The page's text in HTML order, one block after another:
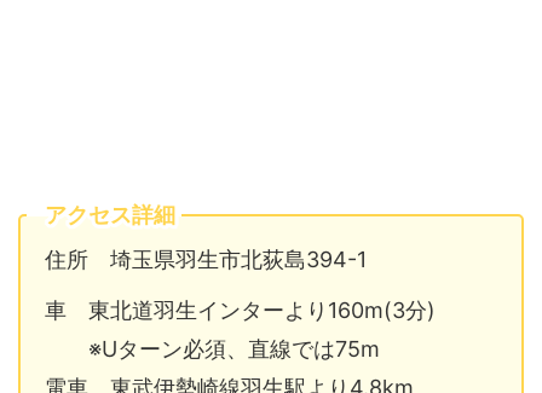
アクセス詳細
住所 埼玉県羽生市北荻島394-1
車 東北道羽生インターより160m(3分)
※Uターン必須、直線では75m
電車 東武伊勢崎線羽生駅より4.8km